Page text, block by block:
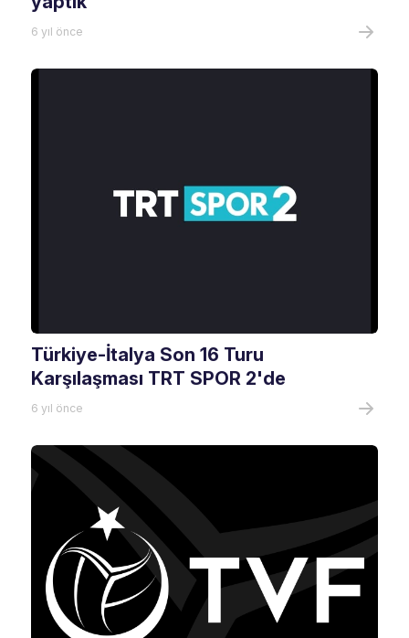
6 yıl önce
Türkiye-İtalya Son 16 Turu
Karşılaşması TRT SPOR 2'de
6 yıl önce